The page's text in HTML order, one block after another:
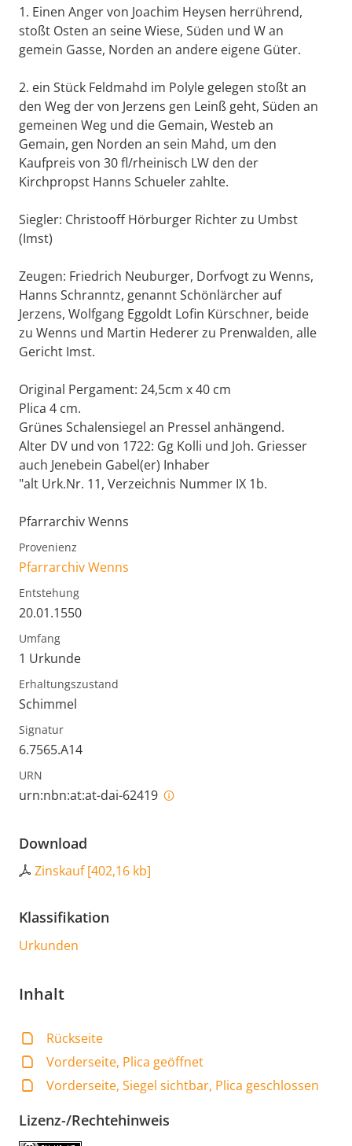
1. Einen Anger von Joachim Heysen herrührend,
stoßt Osten an seine Wiese, Süden und W an
gemein Gasse, Norden an andere eigene Güter.
2. ein Stück Feldmahd im Polyle gelegen stoßt an
den Weg der von Jerzens gen Leinß geht, Süden an
gemeinen Weg und die Gemain, Westeb an
Gemain, gen Norden an sein Mahd, um den
Kaufpreis von 30 fl/rheinisch LW den der
Kirchpropst Hanns Schueler zahlte.
Siegler: Christooff Hörburger Richter zu Umbst
(Imst)
Zeugen: Friedrich Neuburger, Dorfvogt zu Wenns,
Hanns Schranntz, genannt Schönlärcher auf
Jerzens, Wolfgang Eggoldt Lofin Kürschner, beide
zu Wenns und Martin Hederer zu Prenwalden, alle
Gericht Imst.
Original Pergament: 24,5cm x 40 cm
Plica 4 cm.
Grünes Schalensiegel an Pressel anhängend.
Alter DV und von 1722: Gg Kolli und Joh. Griesser
auch Jenebein Gabel(er) Inhaber
"alt Urk.Nr. 11, Verzeichnis Nummer IX 1b.
Pfarrarchiv Wenns
Provenienz
Pfarrarchiv Wenns
Entstehung
20.01.1550
Umfang
1 Urkunde
Erhaltungszustand
Schimmel
Signatur
6.7565.A14
URN
urn:nbn:at:at-dai-62419
Download
Zinskauf[402,16 kb]
Klassifikation
Urkunden
Inhalt
Rückseite
Vorderseite, Plica geöffnet
Vorderseite, Siegel sichtbar, Plica geschlossen
Lizenz-/Rechtehinweis